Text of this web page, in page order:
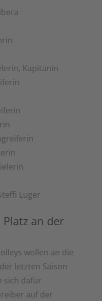
Kapitänin
Luger
an der
wollen an die
letzten Saison
sich dafür
auf der